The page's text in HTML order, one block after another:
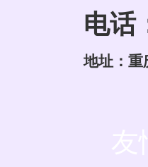
电话
地址：重